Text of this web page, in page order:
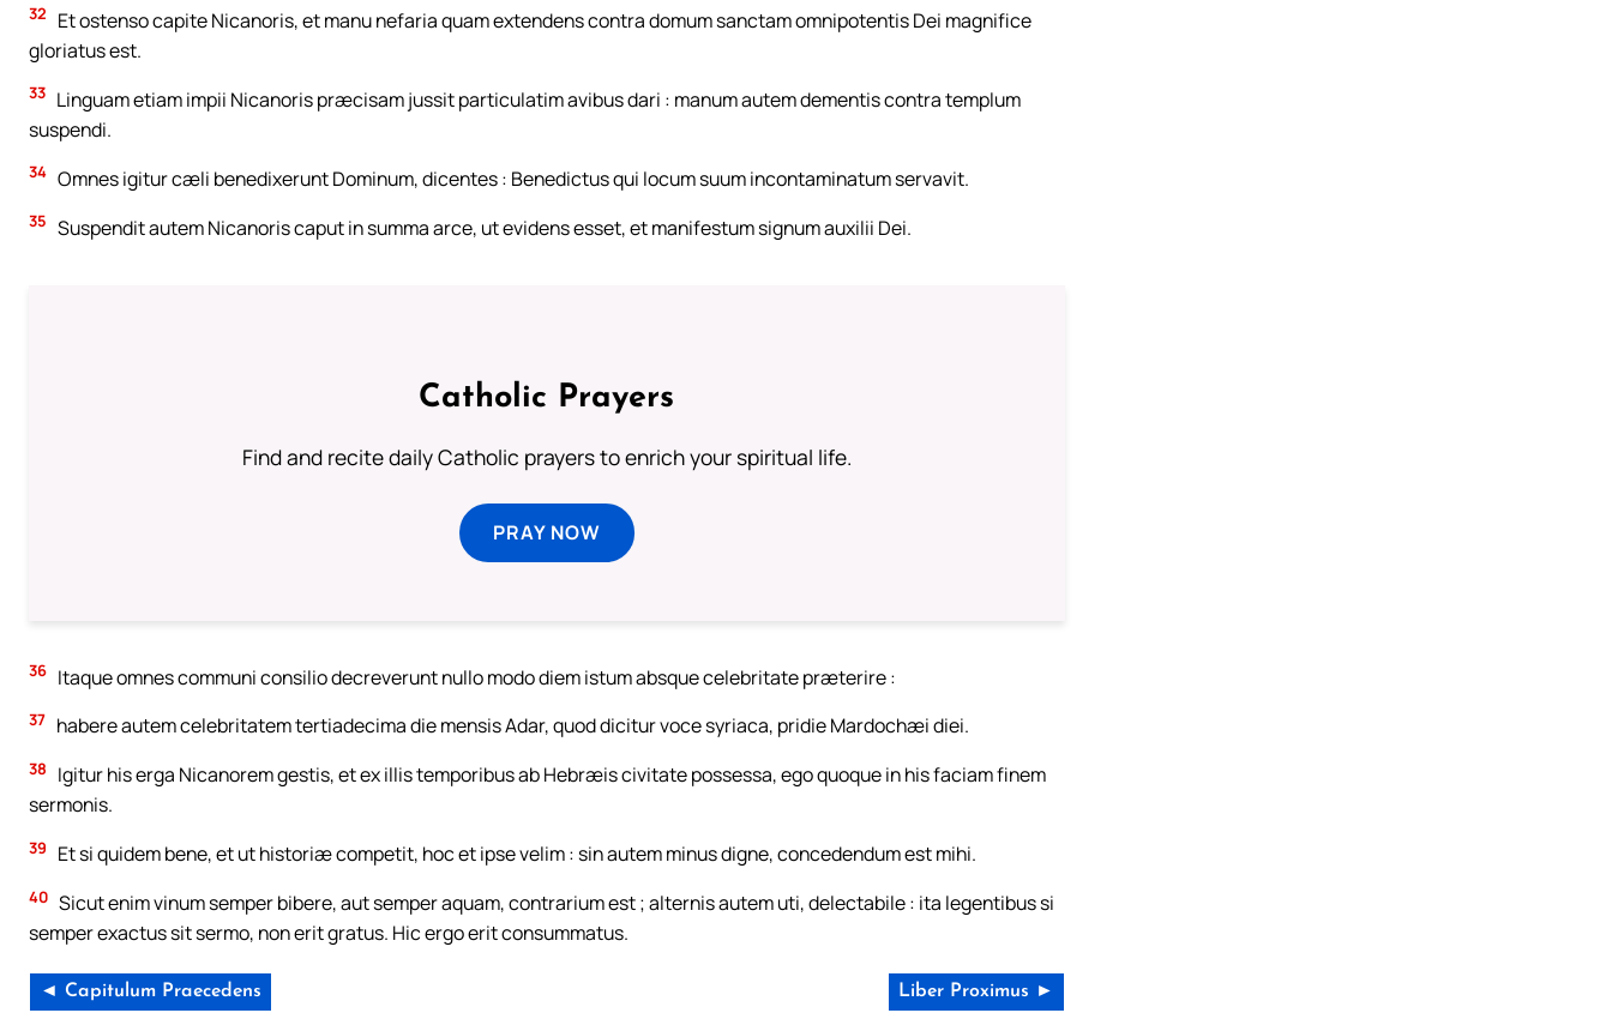
32
Et ostenso capite Nicanoris, et manu nefaria quam extendens contra domum sanctam omnipotentis Dei magnifice
gloriatus est.
33 Linguam etiam impii Nicanoris præcisam jussit particulatim avibus dari : manum autem dementis contra templum
suspendi.
34 Omnes igitur cæli benedixerunt Dominum, dicentes : Benedictus qui locum suum incontaminatum servavit.
35 Suspendit autem Nicanoris caput in summa arce, ut evidens esset, et manifestum signum auxilii Dei.
Catholic Prayers
Find and recite daily Catholic prayers to enrich your spiritual life.
PRAY NOW
36 Itaque omnes communi consilio decreverunt nullo modo diem istum absque celebritate præterire :
37 habere autem celebritatem tertiadecima die mensis Adar, quod dicitur voce syriaca, pridie Mardochæi diei.
38
Igitur his erga Nicanorem gestis, et ex illis temporibus ab Hebræis civitate possessa, ego quoque in his faciam finem
sermonis.
39 Et si quidem bene, et ut historiæ competit, hoc et ipse velim : sin autem minus digne, concedendum est mihi.
40 Sicut enim vinum semper bibere, aut semper aquam, contrarium est ; alternis autem uti, delectabile : ita legentibus si
semper exactus sit sermo, non erit gratus. Hic ergo erit consummatus.
◄ Capitulum Praecedens Liber Proximus ►